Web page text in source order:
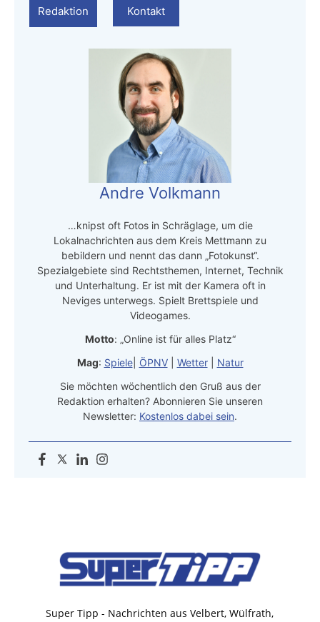
Redaktion Kontakt
Andre Volkmann
…knipst oft Fotos in Schräglage, um die
Lokalnachrichten aus dem Kreis Mettmann zu
bebildern und nennt das dann „Fotokunst“.
Spezialgebiete sind Rechtsthemen, Internet, Technik
und Unterhaltung. Er ist mit der Kamera oft in
Neviges unterwegs. Spielt Brettspiele und
Videogames.
Motto: „Online ist für alles Platz“
Mag: Spiele| ÖPNV| Wetter| Natur
Sie möchten wöchentlich den Gruß aus der
Redaktion erhalten? Abonnieren Sie unseren
Newsletter: Kostenlos dabei sein.
Super Tipp - Nachrichten aus Velbert, Wülfrath,